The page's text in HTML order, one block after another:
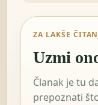
ZA LAKŠE
Uzmi
Članak je tu
prepoznati